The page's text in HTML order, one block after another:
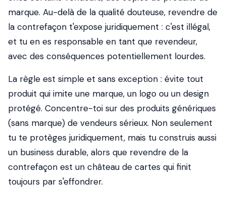
marque. Au-delà de la qualité douteuse, revendre de
la contrefaçon t'expose juridiquement : c'est illégal,
et tu en es responsable en tant que revendeur,
avec des conséquences potentiellement lourdes.
La règle est simple et sans exception : évite tout
produit qui imite une marque, un logo ou un design
protégé. Concentre-toi sur des produits génériques
(sans marque) de vendeurs sérieux. Non seulement
tu te protèges juridiquement, mais tu construis aussi
un business durable, alors que revendre de la
contrefaçon est un château de cartes qui finit
toujours par s'effondrer.